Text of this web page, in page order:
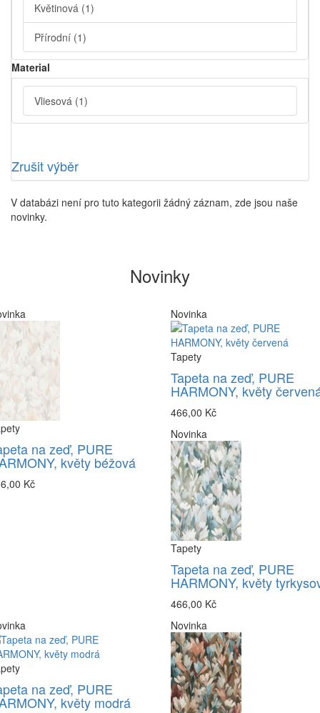
Květinová (1)
Přírodní (1)
Material
Vliesová (1)
Zrušit výběr
V databázi není pro tuto kategorii žádný záznam, zde jsou naše
novinky.
Novinky
na zeď, PURE
květy béžová
Kč
Novinka
Tapety
Tapeta na zeď, PURE
HARMONY, květy
466,00 Kč
Novinka
Tapety
Tapeta na zeď, PURE
HARMONY, květy
466,00 Kč
na zeď, PURE
květy modrá
Novinka